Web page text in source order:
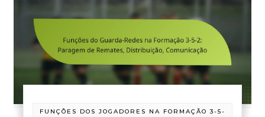
FUNÇÕES DOS JOGADORES NA FORMAÇÃO 3-5-